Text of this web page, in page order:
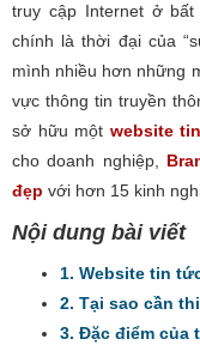
truy cập Internet ở
chính là thời đại của
mình nhiều hơn những
vực thông tin truyền
sở hữu một website
cho doanh nghiệp,
đẹp với hơn 15 kinh
Nội dung bài viết
1. Website tin
2. Tại sao cần
3. Đặc điểm của